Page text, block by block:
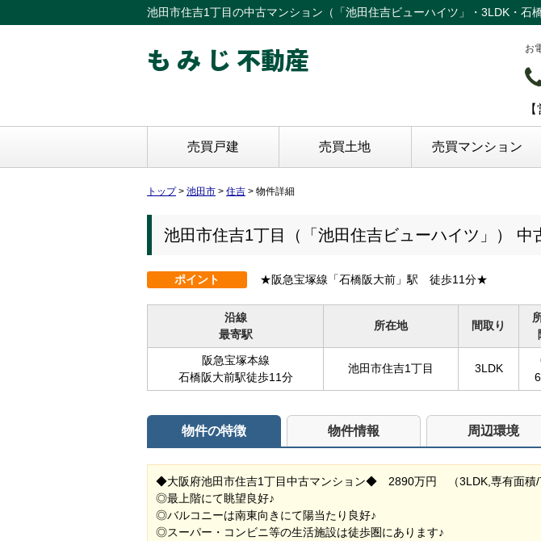
池田市住吉1丁目の中古マンション（「池田住吉ビューハイツ」・3LDK・石
も み じ 不動産 お
売買戸建 売買土地 売買マンション
トップ> 池田市 > 住吉 > 物件詳細
池田市住吉1丁目（「池田住吉ビューハイツ」） 中
ポイント ★阪急宝塚線「石橋阪大前」駅 徒歩11分★
沿線
最寄駅
所在地 間取り
阪急宝塚本線
石橋阪大前駅徒歩11分
池田市住吉1丁目 3LDK
物件の特徴 物件情報 周辺環境
◆大阪府池田市住吉1丁目中古マンション◆ 2890万円 （3LDK,専有面積/
◎最上階にて眺望良好♪
◎バルコニーは南東向きにて陽当たり良好♪
◎スーパー・コンビニ等の生活施設は徒歩圏にあります♪